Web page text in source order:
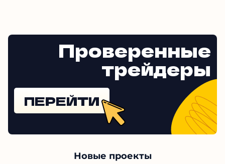
Проверенные
трейдеры
ПЕРЕЙТИ
Новые проекты